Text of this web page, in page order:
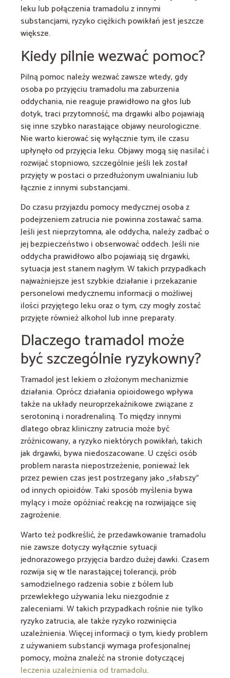
leku lub połączenia tramadolu z innymi
substancjami, ryzyko ciężkich powikłań jest jeszcze
większe.
Kiedy pilnie wezwać pomoc?
Pilną pomoc należy wezwać zawsze wtedy, gdy
osoba po przyjęciu tramadolu ma zaburzenia
oddychania, nie reaguje prawidłowo na głos lub
dotyk, traci przytomność, ma drgawki albo pojawiają
się inne szybko narastające objawy neurologiczne.
Nie warto kierować się wyłącznie tym, ile czasu
upłynęło od przyjęcia leku. Objawy mogą się nasilać i
rozwijać stopniowo, szczególnie jeśli lek został
przyjęty w postaci o przedłużonym uwalnianiu lub
łącznie z innymi substancjami.
Do czasu przyjazdu pomocy medycznej osoba z
podejrzeniem zatrucia nie powinna zostawać sama.
Jeśli jest nieprzytomna, ale oddycha, należy zadbać o
jej bezpieczeństwo i obserwować oddech. Jeśli nie
oddycha prawidłowo albo pojawiają się drgawki,
sytuacja jest stanem nagłym. W takich przypadkach
najważniejsze jest szybkie działanie i przekazanie
personelowi medycznemu informacji o możliwej
ilości przyjętego leku oraz o tym, czy mogły zostać
przyjęte również alkohol lub inne preparaty.
Dlaczego tramadol może
być szczególnie ryzykowny?
Tramadol jest lekiem o złożonym mechanizmie
działania. Oprócz działania opioidowego wpływa
także na układy neuroprzekaźnikowe związane z
serotoniną i noradrenaliną. To między innymi
dlatego obraz kliniczny zatrucia może być
zróżnicowany, a ryzyko niektórych powikłań, takich
jak drgawki, bywa niedoszacowane. U części osób
problem narasta niepostrzeżenie, ponieważ lek
przez pewien czas jest postrzegany jako „słabszy”
od innych opioidów. Taki sposób myślenia bywa
mylący i może opóźniać reakcję na rozwijające się
zagrożenie.
Warto też podkreślić, że przedawkowanie tramadolu
nie zawsze dotyczy wyłącznie sytuacji
jednorazowego przyjęcia bardzo dużej dawki. Czasem
rozwija się w tle narastającej tolerancji, prób
samodzielnego radzenia sobie z bólem lub
przewlekłego używania leku niezgodnie z
zaleceniami. W takich przypadkach rośnie nie tylko
ryzyko zatrucia, ale także ryzyko rozwinięcia
uzależnienia. Więcej informacji o tym, kiedy problem
z używaniem substancji wymaga profesjonalnej
pomocy, można znaleźć na stronie dotyczącej
leczenia uzależnienia od tramadolu.